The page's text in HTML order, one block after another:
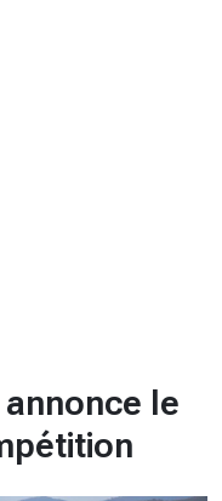
annonce le